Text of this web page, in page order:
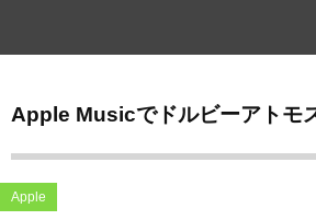
Apple Musicでドルビーアトモ
Apple